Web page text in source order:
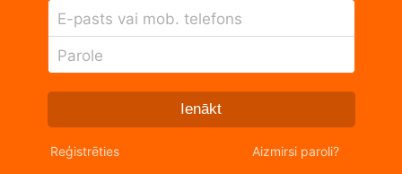
E-pasts vai mob. telefons
Parole
Ienākt
Reģistrēties Aizmirsi paroli?